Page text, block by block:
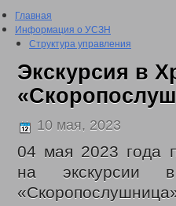
Главная
Информация о УСЗН
Структура управления
План проведения проверки
Сведения о доходах
2016 год
2018 год
2020 год
2021 год
Отчеты о проделанной работе
Экскурсия в
10 мая, 2023
04 мая 2023 года
на экскурсии